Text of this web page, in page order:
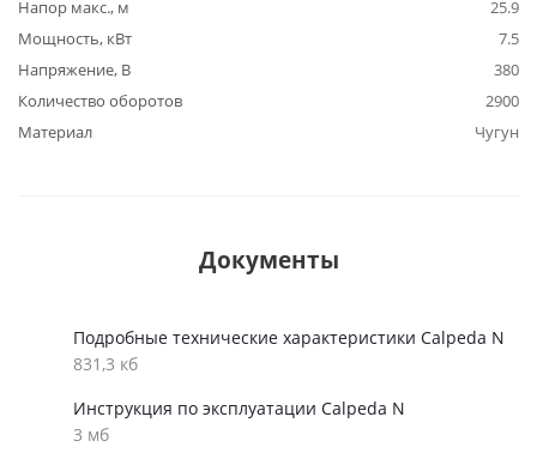
Напор макс., м
25.9
Мощность, кВт
7.5
Напряжение, В
380
Количество оборотов
2900
Материал
Чугун
Документы
Подробные технические характеристики Calpeda N
831,3 кб
Инструкция по эксплуатации Calpeda N
3 мб